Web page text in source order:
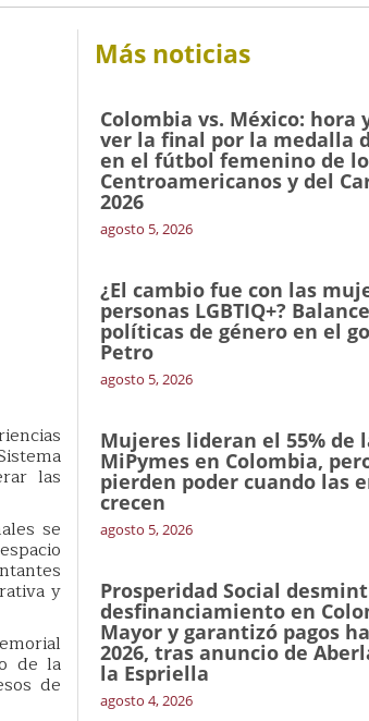
las
se
y
de la
de
Más noticias
Colombia vs. México: hora
ver la final por la medalla
en el fútbol femenino de
Centroamericanos y del
2026
agosto 5, 2026
¿El cambio fue con las
personas LGBTIQ+?
políticas de género en el
Petro
agosto 5, 2026
Mujeres lideran el 55% de
MiPymes en Colombia,
pierden poder cuando las
crecen
agosto 5, 2026
Prosperidad Social
desfinanciamiento en
Mayor y garantizó pagos
2026, tras anuncio de
la Espriella
agosto 4, 2026